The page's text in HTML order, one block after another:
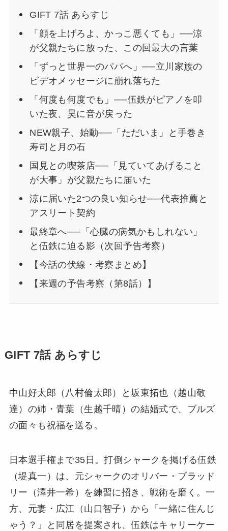
GIFT 7話 あらすじ
「顔を上げろよ、かっこ悪くても」──涼
が父親たちに放った、この回最大の言葉
「ずっと世界一のパパへ」──立川家族の
ビデオメッセージに崩れ落ちた
「何度も何度でも」──伍鉄がピアノを叩
いた夜、昊に音が戻った
NEW親子、始動──「ただいま」と手巻き
寿司と月の石
国見との喫茶店──「見ていてあげること
が大事」が父親たちに届いた
涼に届いた2つの良い知らせ──代表推薦と
アスリート契約
最終章へ──「心臓の病気かもしれない」
と伍鉄に迫る影（次回予告考察）
【今話の伏線・考察まとめ】
【来週の予告考察（第8話）】
GIFT 7話 あらすじ
中山好太郎（八村倫太郎）と坂東拓也（越山敬
達）の姉・青葉（生越千晴）の結婚式で、ブルズ
の面々も祝福を送る。
日本選手権まで35日。打倒シャークを掲げる伍鉄
（堤真一）は、元シャークのオリバー・ブラッド
リー（澤井一希）を練習に招き、戦術を磨く。一
方、元妻・広江（山口智子）から「一緒に住んじ
ゃう？」と同居を提案され、伍鉄はキャリーケー